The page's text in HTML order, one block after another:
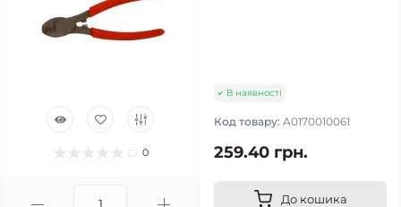
0
В наявності
Код товару: A0170010061
259.40 грн.
До кошика